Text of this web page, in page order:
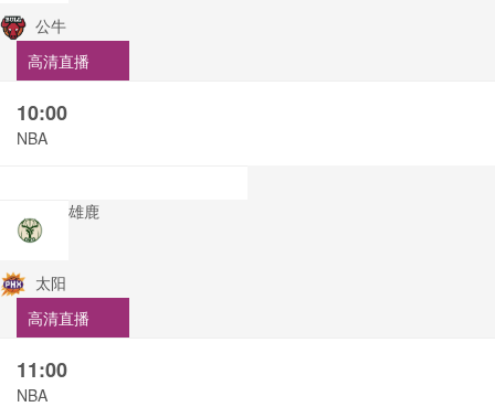
公牛
高清直播
10:00
NBA
雄鹿
太阳
高清直播
11:00
NBA